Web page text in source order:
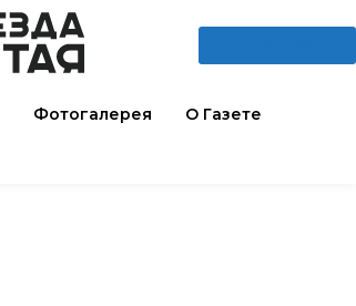
Фотогалерея О Газете